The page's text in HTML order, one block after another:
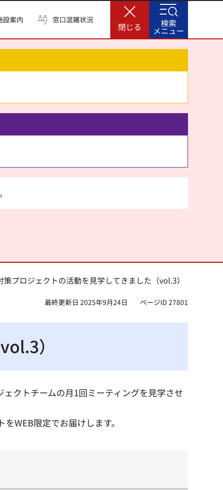
設案内 窓口混雑状況
閉じる 検索
メニュー
策プロジェクトの活動を見学してきました（vol.3）
最終更新日 2025年9月24日 ページID 27801
）
クトチームの月1回ミーティングを見学させ
WEB限定でお届けします。